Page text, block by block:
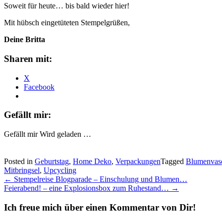
Soweit für heute… bis bald wieder hier!
Mit hübsch eingetüteten Stempelgrüßen,
Deine Britta
Sharen mit:
X
Facebook
Gefällt mir:
Gefällt mir Wird geladen …
Posted in Geburtstag, Home Deko, VerpackungenTagged
Mitbringsel, Upcycling
Post
navigation
← Stempelreise Blogparade – Einschulung und Blumen…
Feierabend! – eine Explosionsbox zum Ruhestand… →
Ich freue mich über einen Kommentar von Dir!